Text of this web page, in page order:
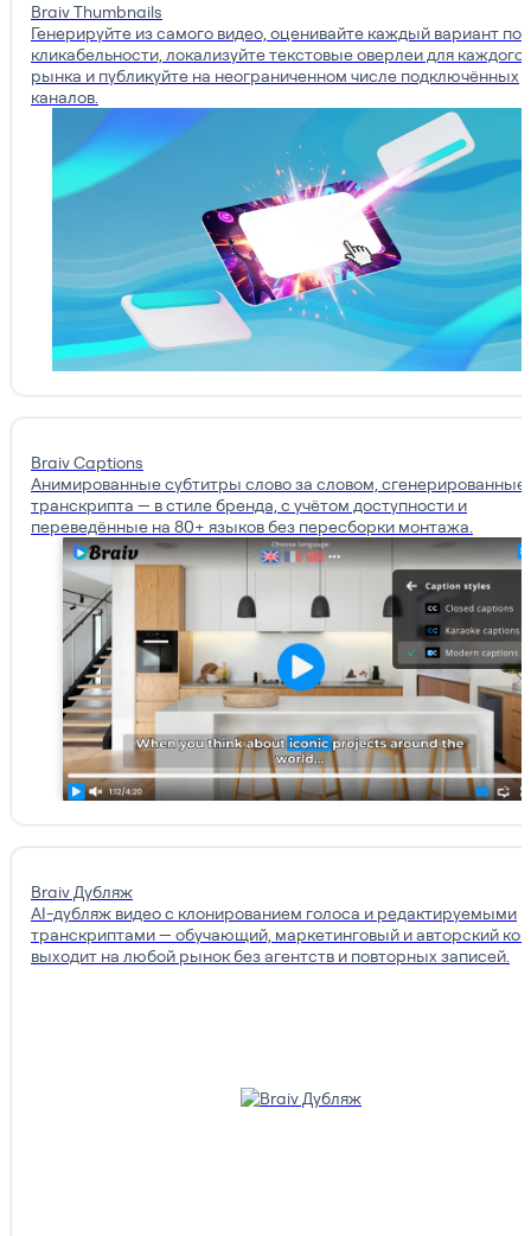
Braiv Thumbnails
Генерируйте из самого видео, оценивайте каждый вариант по
кликабельности, локализуйте текстовые оверлеи для каждого
рынка и публикуйте на неограниченном числе подключённых
каналов.
Braiv Captions
Анимированные субтитры слово за словом, сгенерированные
транскрипта — в стиле бренда, с учётом доступности и
переведённые на 80+ языков без пересборки монтажа.
Braiv Дубляж
AI-дубляж видео с клонированием голоса и редактируемыми
транскриптами — обучающий, маркетинговый и авторский
выходит на любой рынок без агентств и повторных записей.